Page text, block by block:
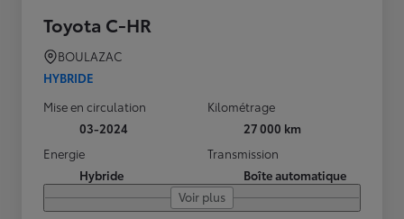
Toyota C-HR
BOULAZAC
HYBRIDE
Mise en circulation
03-2024
Kilométrage
27 000 km
Energie
Hybride
Transmission
Boîte automatique
Voir plus